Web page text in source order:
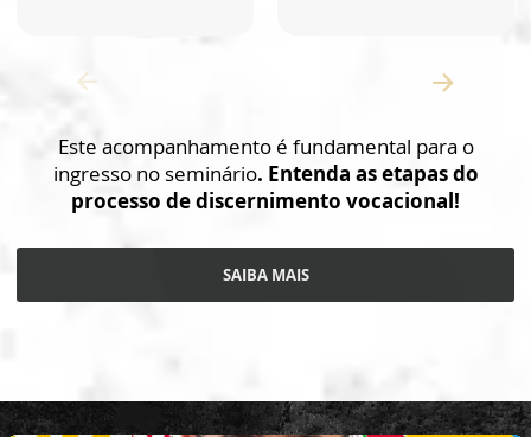
Este acompanhamento é fundamental para o
ingresso no seminário. Entenda as etapas do
processo de discernimento vocacional!
SAIBA MAIS